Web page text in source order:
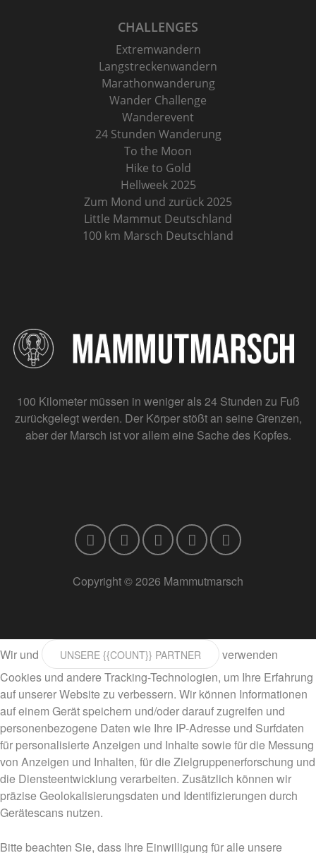
CHALLENGES
Extremwandern
Langstreckenwandern
Marathonwanderung
Wander Challenge
Wanderevent
24 Stunden Wanderung
To the Moon
Hike to Gold
Hellweek 2025
Zum Mond und zurück 2025
Little Mammut Deutschland
100 km Marsch Deutschland
100 Kilometer müssen in weniger als 24 Stunden zu Fuß
zurückgelegt werden. Der Körper stößt an seine Grenzen,
aber der Marsch ist vor allem eine Sache des Kopfes.
Copyright © 2026 Mammutmarsch
Wir und UNSERE {{COUNT}} PARTNER
verwenden
Cookies und andere Tracking-Technologien, um Ihre Erfahrung
auf unserer Website zu verbessern. Wir können Informationen
auf einem Gerät speichern und/oder darauf zugreifen und
personenbezogene Daten wie Ihre IP-Adresse und Surfdaten
für personalisierte Anzeigen und Inhalte sowie für die Messung
von Anzeigen und Inhalten, für die Zielgruppenerforschung und
die Diensteentwicklung verarbeiten. Zusätzlich können wir
präzise Geolokalisierungsdaten und Identifizierungen durch
Gerätescans nutzen.
Bitte beachten Sie, dass Ihre Einwilligung für alle unsere